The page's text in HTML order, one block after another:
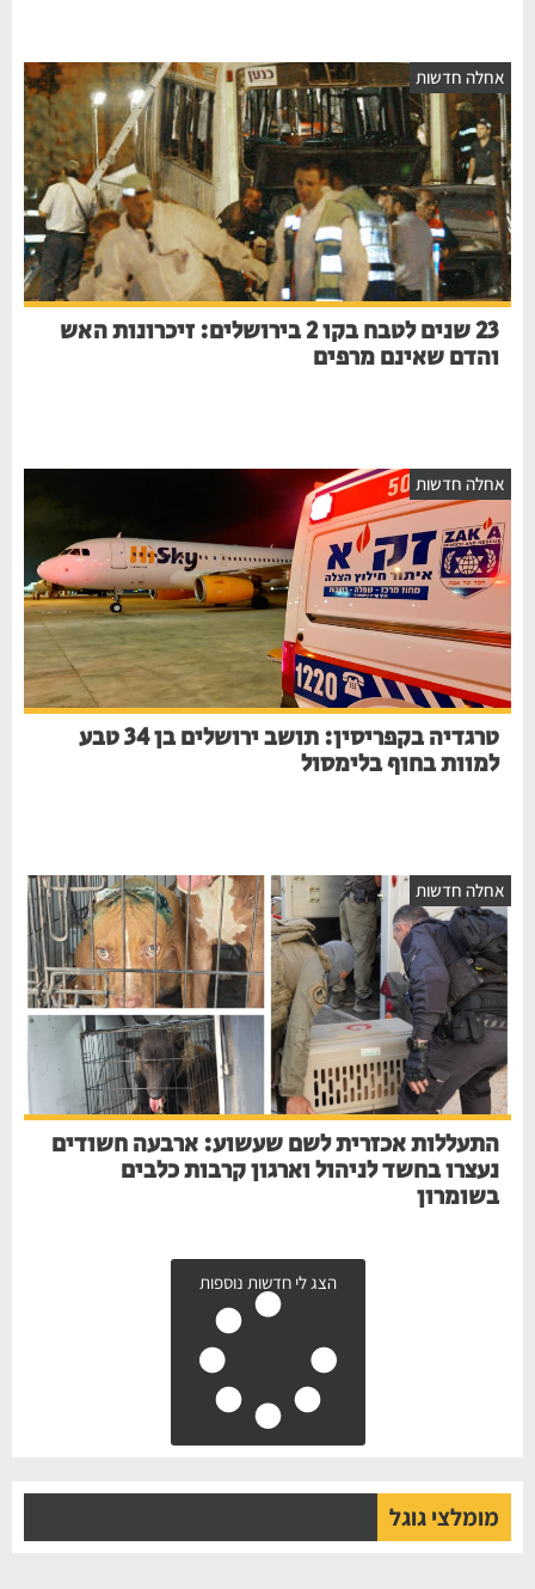
אחלה חדשות
23 שנים לטבח בקו 2 בירושלים: זיכרונות האש
והדם שאינם מרפים
אחלה חדשות
טרגדיה בקפריסין: תושב ירושלים בן 34 טבע
למוות בחוף בלימסול
אחלה חדשות
התעללות אכזרית לשם שעשוע: ארבעה חשודים
נעצרו בחשד לניהול וארגון קרבות כלבים
בשומרון
הצג לי חדשות נוספות
מומלצי גוגל